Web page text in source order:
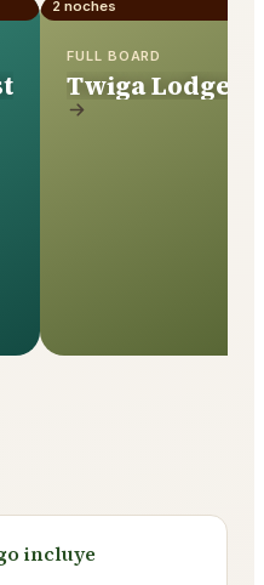
2 noches
FULL BOARD
Twiga Lodge
incluye